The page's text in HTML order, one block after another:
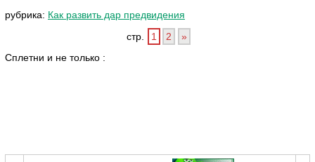
рубрика: Как развить дар предвидения
стр.
1 2
»
Сплетни и не только :